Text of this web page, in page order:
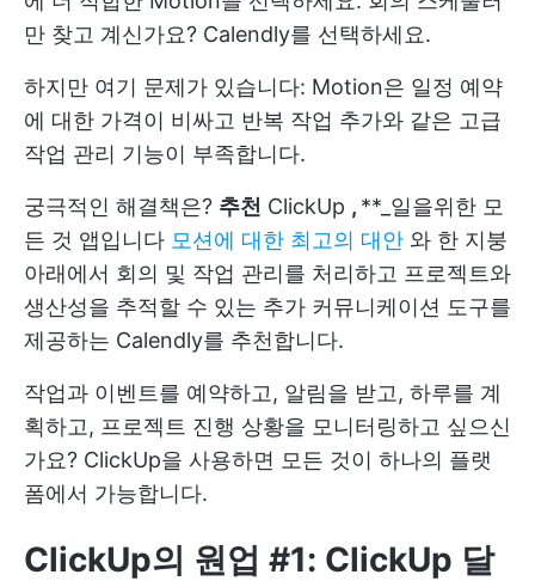
만 찾고 계신가요? Calendly를 선택하세요.
하지만 여기 문제가 있습니다: Motion은 일정 예약
에 대한 가격이 비싸고 반복 작업 추가와 같은 고급
작업 관리 기능이 부족합니다.
궁극적인 해결책은? 추천 ClickUp , **_일을위한 모
든 것 앱입니다 모션에 대한 최고의 대안 와 한 지붕
아래에서 회의 및 작업 관리를 처리하고 프로젝트와
생산성을 추적할 수 있는 추가 커뮤니케이션 도구를
제공하는 Calendly를 추천합니다.
작업과 이벤트를 예약하고, 알림을 받고, 하루를 계
획하고, 프로젝트 진행 상황을 모니터링하고 싶으신
가요? ClickUp을 사용하면 모든 것이 하나의 플랫
폼에서 가능합니다.
ClickUp의 원업 #1: ClickUp 달